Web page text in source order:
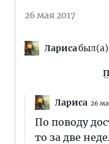
26 мая 2017
Ларисабыл(а)
Лариса 26
По поводу
то за две